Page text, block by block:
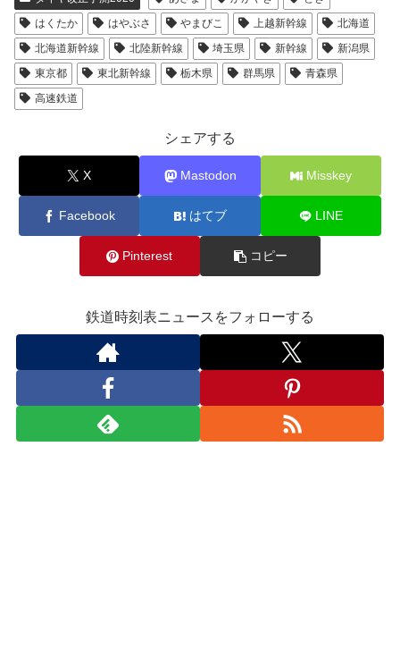
はくたか
はやぶさ やまびこ 上越新幹線
北海道
北海道新幹線
北陸新幹線 埼玉県 新幹線
新潟県
東京都
東北新幹線 栃木県 群馬県
青森県
高速鉄道
シェアする
X Mastodon Misskey
Facebook はてブ LINE
Pinterest コピー
鉄道時刻表ニュースをフォローする